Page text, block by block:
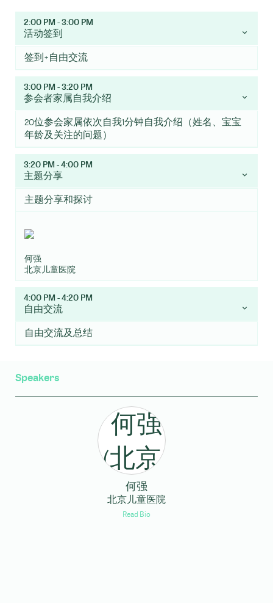
2:00 PM - 3:00 PM
活动签到
签到+自由交流
3:00 PM - 3:20 PM
参会者家属自我介绍
20位参会家属依次自我1分钟自我介绍（姓名、宝宝
年龄及关注的问题）
3:20 PM - 4:00 PM
主题分享
主题分享和探讨
何强
北京儿童医院
4:00 PM - 4:20 PM
自由交流
自由交流及总结
Speakers
何强
北京儿童医院
Read Bio